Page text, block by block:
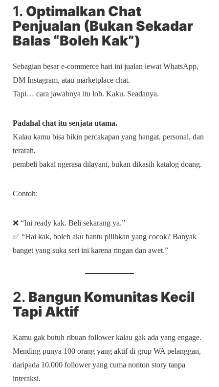
1. Optimalkan Chat
Penjualan (Bukan Sekadar
Balas “Boleh Kak”)
Sebagian besar e-commerce hari ini jualan lewat WhatsApp,
DM Instagram, atau marketplace chat.
Tapi… cara jawabnya itu loh. Kaku. Seadanya.
Padahal chat itu senjata utama.
Kalau kamu bisa bikin percakapan yang hangat, personal, dan
terarah,
pembeli bakal ngerasa dilayani, bukan dikasih katalog doang.
Contoh:
❌ “Ini ready kak. Beli sekarang ya.”
✅ “Hai kak, boleh aku bantu pilihkan yang cocok? Banyak
banget yang suka seri ini karena ringan dan awet.”
2. Bangun Komunitas Kecil
Tapi Aktif
Kamu gak butuh ribuan follower kalau gak ada yang engage.
Mending punya 100 orang yang aktif di grup WA pelanggan,
daripada 10.000 follower yang cuma nonton story tanpa
interaksi.